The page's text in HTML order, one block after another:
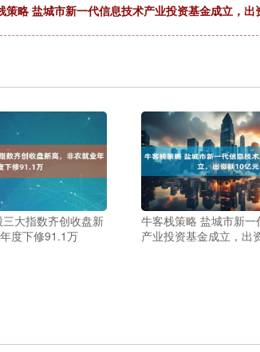
策略 盐城市新一代信息技术产业投资基金成立，出
大指数齐创收盘新
度下修91.1万
牛客栈策略 盐城市新一
产业投资基金成立，出